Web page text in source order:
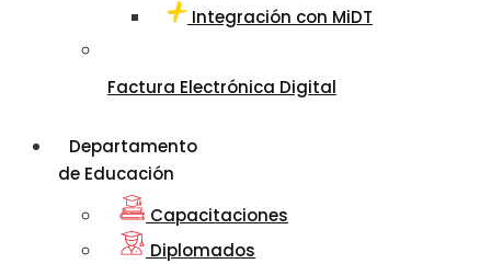
Integración con MiDT
Factura Electrónica Digital
Departamento
de Educación
Capacitaciones
Diplomados